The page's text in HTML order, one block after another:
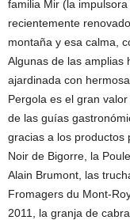
familia Mir (la
recientemente
montaña y esa calma,
Algunas de las amplias
ajardinada con
Pergola es el gran
de las guías
gracias a los productos
Noir de Bigorre, la
Alain Brumont, las
Fromagers du Mont-
2011, la granja de